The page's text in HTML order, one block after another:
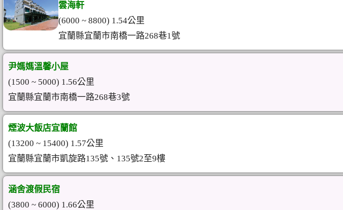
雲海軒
(6000 ~ 8800) 1.54公里
宜蘭縣宜蘭市南橋一路268巷1號
尹媽媽溫馨小屋
(1500 ~ 5000) 1.56公里
宜蘭縣宜蘭市南橋一路268巷3號
煙波大飯店宜蘭館
(13200 ~ 15400) 1.57公里
宜蘭縣宜蘭市凱旋路135號、135號2至9樓
涵舍渡假民宿
(3800 ~ 6000) 1.66公里